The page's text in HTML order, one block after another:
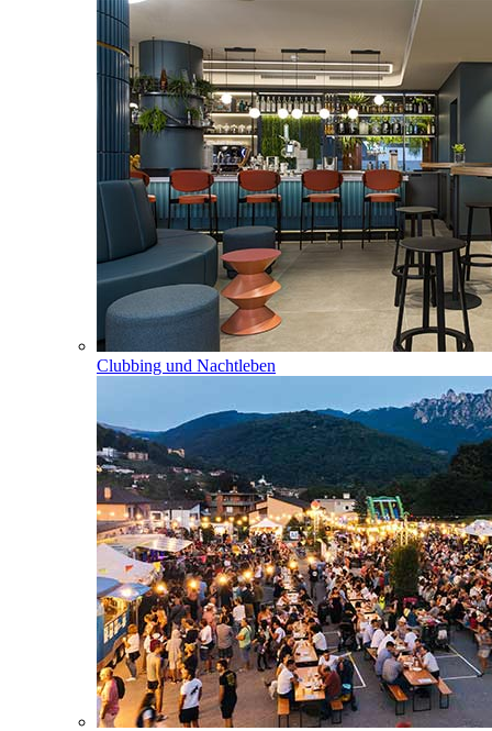
Clubbing und Nachtleben